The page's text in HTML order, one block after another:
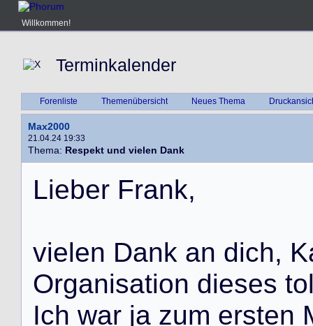
Willkommen!
Terminkalender
Forenliste Themenübersicht Neues Thema
Max2000
21.04.24 19:33
Thema: Respekt und vielen Dank
Lieber Frank,
vielen Dank an dich, K
Organisation dieses to
Ich war ja zum ersten